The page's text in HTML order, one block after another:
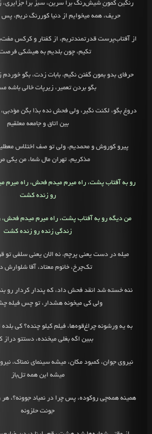
رنگین کمونِ شیش‌رنگ برا سرین، سبز برا جزایری،
حریف، همه میخوایم از دنیا کوررنگ نریم، پس
از آفتاب‌پرست قدرتمندتریم، از کفتار و کرکس
تکیم، چون بلدیم به هیشکی
حرفای بدو بمون گفتن نگیم، بابات زدت، بگو
بگو بردن تعمیر، زیرپات خالی‌ باشه
دروغ بگو، لکنت نگیر، ولی‌ فحش نده بذا بگن
بین اتاق و جامعه معلقیم
پیرو کوروش و محمدیم، ولی‌ تو صف اختلاس
مذکریم، تهران مال شما، من یکی‌
رو به آفتاب پشت، راه میرم میدم فحش، راه میرم
رو زنده کشت
من دیگه رو به آفتاب پشت، راه میرم میدم
زندگی‌ زنده رو زنده کشت
میله در دست یعنی‌ پرچم، نه الان یعنی‌ سلفی تو
تک‌چرخ، خانوم معتاد، آقا شلوارش
ننه خسته شد انقد فحش داد، که پندار کردار رو
ولی‌ کی‌ میخونه هشدار، تو چس فیله
به یه ورشونه چراغ‌قوه‌ها، فیلم کیلو چنده؟ کی‌
ببین اگه بغلی میخنده، دستتو دراز
نیروی جوان، کمبود مکان، میشه سینمای نمناک،
میشه این همه تل‌باز
همینه همه‌چی‌ روکوده، پس چرا در نمیاد جوونه؟، هر
جونت حلزونه